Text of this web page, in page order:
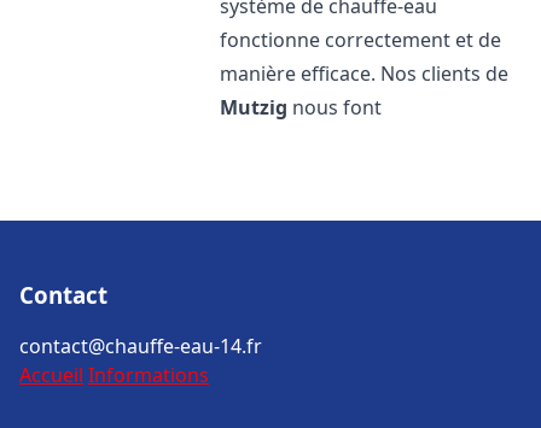
système de chauffe-eau
fonctionne correctement et de
manière efficace. Nos clients de
Mutzig nous font
Contact
contact@chauffe-eau-14.fr
Accueil Informations